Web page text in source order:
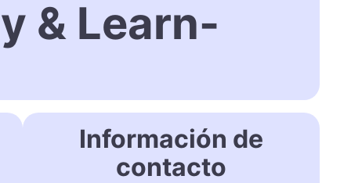
& Learn-
Información de
contacto